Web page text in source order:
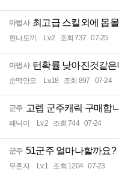
마법사 최고급 스킬외에 몹
현나토끼 Lv.2 조회 737 07-25
마법사 턴확률 낮아진것같은
순떡만오 Lv.18 조회 897 07-24
군주 고렙 군주캐릭 구매합
패닉이 Lv.2 조회 744 07-24
군주 51군주 얼마나할까요?
무혼자 Lv.1 조회 1204 07-23